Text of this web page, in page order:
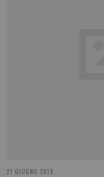
21 GIUGNO 2019